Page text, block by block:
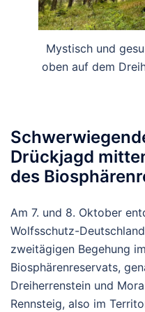
Mystisch und
oben auf dem
Drückjagd
des
Am 7. und 8. Oktober
Wolfsschutz-
zweitägigen Begehung
Biosphärenreservats,
Dreiherrenstein und
Rennsteig, also im